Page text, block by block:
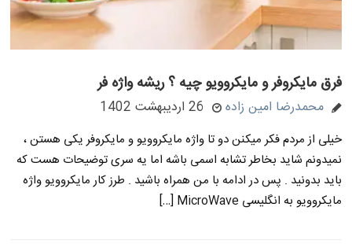
فرق مایکروفر و مایکروویو چیه ؟ ریشه واژه فر
محمدرضا امین زاده 26 اردیبهشت 1402
خیلی از مردم فکر میکنن دو تا واژه مایکروویو و مایکروفر یکی هستن ،
نمیدونم شاید بخاطر تشابه اسمی باشه اما یه سری توضیحات هست که
باید بدونید . پس در ادامه با من همراه باشید . طرز کار مایکروویو واژه
مایکروویو به انگلیسی MicroWave […]